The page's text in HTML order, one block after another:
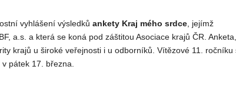
vyhlášení výsledků ankety Kraj mého srdce , jejímž
a.s. a která se koná pod záštitou Asociace krajů ČR.
krajů u široké veřejnosti i u odborníků. Vítězové 11. ročníku
pátek 17. března.